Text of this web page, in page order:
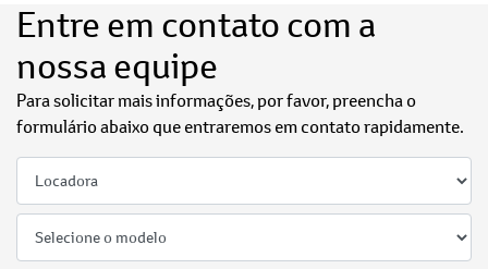
Entre em contato com a
nossa equipe
Para solicitar mais informações, por favor, preencha o
formulário abaixo que entraremos em contato rapidamente.